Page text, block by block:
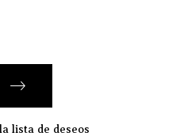
lista de deseos